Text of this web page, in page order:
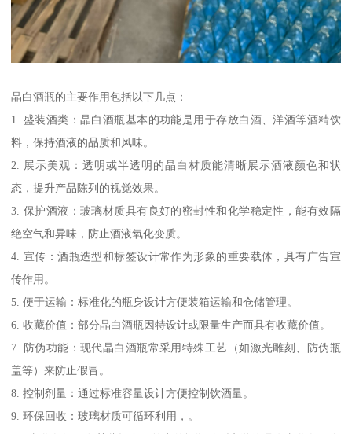
晶白酒瓶的主要作用包括以下几点：
1. 盛装酒类：晶白酒瓶基本的功能是用于存放白酒、洋酒等酒精饮
料，保持酒液的品质和风味。
2. 展示美观：透明或半透明的晶白材质能清晰展示酒液颜色和状
态，提升产品陈列的视觉效果。
3. 保护酒液：玻璃材质具有良好的密封性和化学稳定性，能有效隔
绝空气和异味，防止酒液氧化变质。
4. 宣传：酒瓶造型和标签设计常作为形象的重要载体，具有广告宣
传作用。
5. 便于运输：标准化的瓶身设计方便装箱运输和仓储管理。
6. 收藏价值：部分晶白酒瓶因特设计或限量生产而具有收藏价值。
7. 防伪功能：现代晶白酒瓶常采用特殊工艺（如激光雕刻、防伪瓶
盖等）来防止假冒。
8. 控制剂量：通过标准容量设计方便控制饮酒量。
9. 环保回收：玻璃材质可循环利用，。